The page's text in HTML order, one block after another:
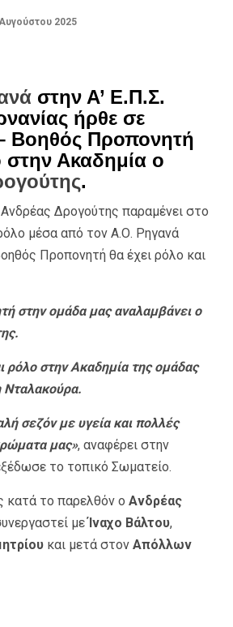
2025
στην Α’ Ε.Π.Σ.
ήρθε σε
Βοηθός Προπονητή
στην Ακαδημία ο
.
Δρογούτης παραμένει στο
μέσα από τον Α.Ο. Ρηγανά
Προπονητή θα έχει ρόλο και
στην ομάδα μας αναλαμβάνει ο
ρόλο στην Ακαδημία της ομάδας
Νταλακούρα.
σεζόν με υγεία και πολλές
μας», αναφέρει στην
το τοπικό Σωματείο.
κατά το παρελθόν ο Ανδρέας
μεΊναχο Βάλτου,
και μετά στον Απόλλων